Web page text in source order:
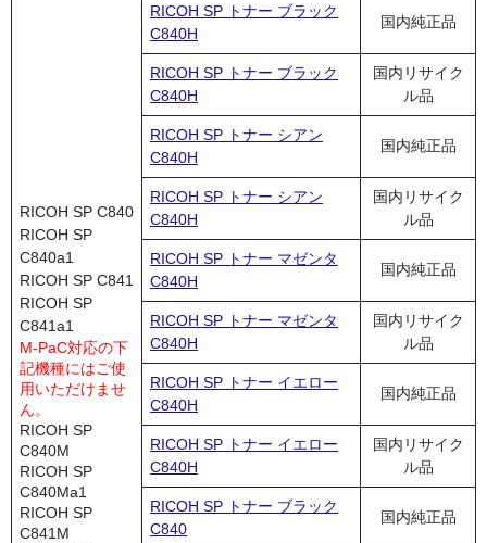
RICOH SP C840
RICOH SP
C840a1
RICOH SP C841
RICOH SP
C841a1
M-PaC対応の下
記機種にはご使
用いただけませ
ん。
RICOH SP
C840M
RICOH SP
C840Ma1
RICOH SP
C841M
RICOH SP トナー ブラック
C840H
国内純正品
RICOH SP トナー ブラック
C840H
国内リサイク
ル品
RICOH SP トナー シアン
C840H
国内純正品
RICOH SP トナー シアン
C840H
国内リサイク
ル品
RICOH SP トナー マゼンタ
C840H
国内純正品
RICOH SP トナー マゼンタ
C840H
国内リサイク
ル品
RICOH SP トナー イエロー
C840H
国内純正品
RICOH SP トナー イエロー
C840H
国内リサイク
ル品
RICOH SP トナー ブラック
C840
国内純正品